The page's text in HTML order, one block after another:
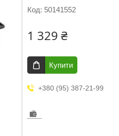
Код: 50141552
1 329 ₴
Купити
+380 (95) 387-21-99